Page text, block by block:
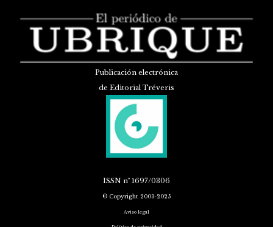
Publicación electrónica
de Editorial Tréveris
ISSN nº 1697/0306
© Copyright 2003-2025
Aviso legal